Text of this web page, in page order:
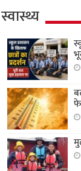
स्वास्थ्य